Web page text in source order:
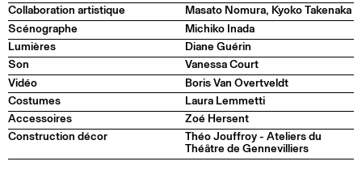
Collaboration artistique
Masato Nomura, Kyoko Takenaka
Scénographe
Michiko Inada
Lumières
Diane Guérin
Son
Vanessa Court
Vidéo
Boris Van Overtveldt
Costumes
Laura Lemmetti
Accessoires
Zoé Hersent
Construction décor
Théo Jouffroy - Ateliers du
Théâtre de Gennevilliers